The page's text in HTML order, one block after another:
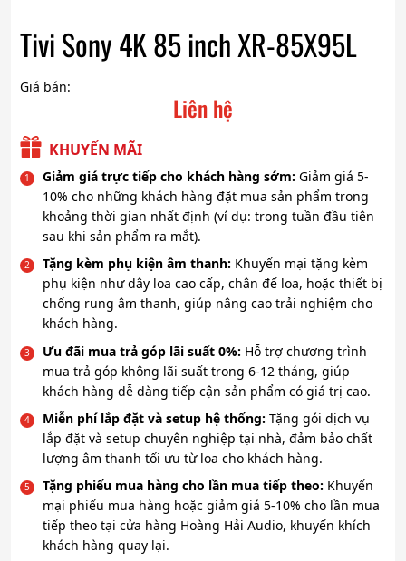
Tivi Sony 4K 85 inch XR-85X95L
Giá bán:
Liên hệ
KHUYẾN MÃI
Giảm giá trực tiếp cho khách hàng sớm: Giảm giá 5-
10% cho những khách hàng đặt mua sản phẩm trong
khoảng thời gian nhất định (ví dụ: trong tuần đầu tiên
sau khi sản phẩm ra mắt).
Tặng kèm phụ kiện âm thanh: Khuyến mại tặng kèm
phụ kiện như dây loa cao cấp, chân đế loa, hoặc thiết bị
chống rung âm thanh, giúp nâng cao trải nghiệm cho
khách hàng.
Ưu đãi mua trả góp lãi suất 0%: Hỗ trợ chương trình
mua trả góp không lãi suất trong 6-12 tháng, giúp
khách hàng dễ dàng tiếp cận sản phẩm có giá trị cao.
Miễn phí lắp đặt và setup hệ thống: Tặng gói dịch vụ
lắp đặt và setup chuyên nghiệp tại nhà, đảm bảo chất
lượng âm thanh tối ưu từ loa cho khách hàng.
Tặng phiếu mua hàng cho lần mua tiếp theo: Khuyến
mại phiếu mua hàng hoặc giảm giá 5-10% cho lần mua
tiếp theo tại cửa hàng Hoàng Hải Audio, khuyến khích
khách hàng quay lại.